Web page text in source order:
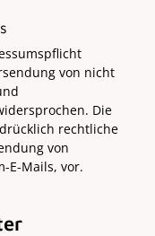
von nicht
Die
rechtliche
von
E-Mails, vor.